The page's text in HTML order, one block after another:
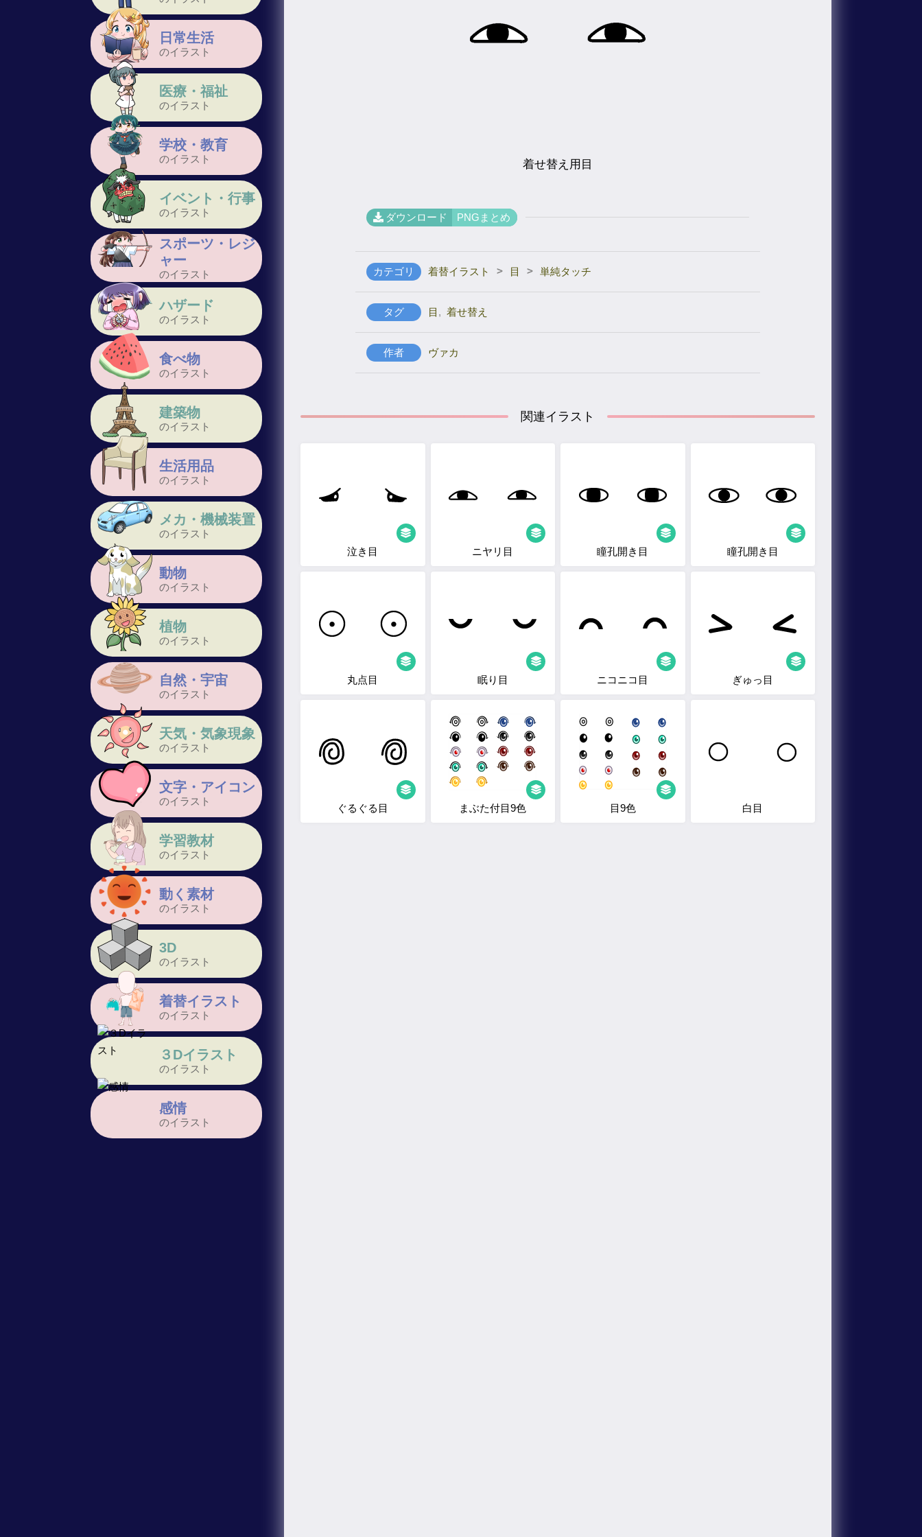
日常生活
のイラスト
医療・福祉
のイラスト
学校・教育
のイラスト
イベント・行事
のイラスト
スポーツ・レジ
ャー
のイラスト
ハザード
のイラスト
食べ物
のイラスト
建築物
のイラスト
生活用品
のイラスト
メカ・機械装置
のイラスト
動物
のイラスト
植物
のイラスト
自然・宇宙
のイラスト
天気・気象現象
のイラスト
文字・アイコン
のイラスト
学習教材
のイラスト
動く素材
のイラスト
3D
のイラスト
着替イラスト
のイラスト
３Dイラスト
のイラスト
感情
のイラスト
着せ替え用目
ダウンロード PNGまとめ
カテゴリ 着替イラスト > 目 > 単純タッチ
タグ 目 , 着せ替え
作者 ヴァカ
関連イラスト
泣き目 ニヤリ目 瞳孔開き目 瞳孔開き目
丸点目 眠り目 ニコニコ目 ぎゅっ目
ぐるぐる目 まぶた付目9色 目9色 白目